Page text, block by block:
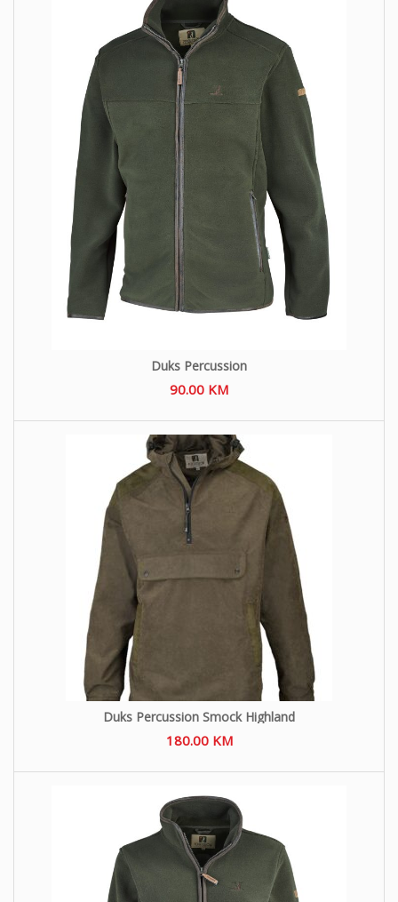
Duks Percussion
90.00 KM
Duks Percussion Smock Highland
180.00 KM